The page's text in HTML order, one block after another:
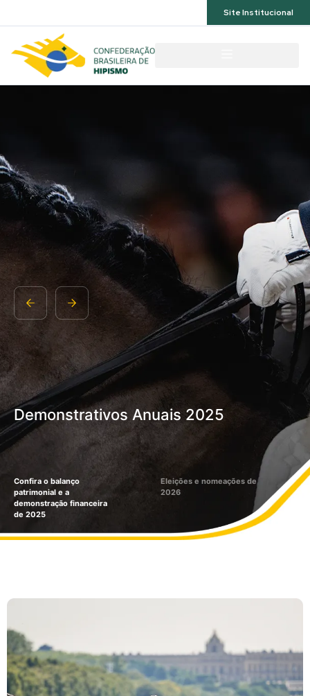
Site Institucional
Demonstrativos Anuais 2025
Confira o balanço
patrimonial e a
demonstração financeira
de 2025
Eleições e nomeações de
2026